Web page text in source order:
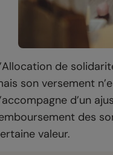
de
son versement
d’un
des
valeur.